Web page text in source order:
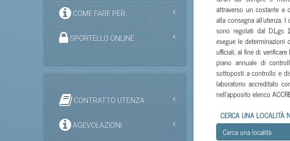
COME FARE PER...
SPORTELLO ONLINE
CONTRATTO UTENZA
AGEVOLAZIONI